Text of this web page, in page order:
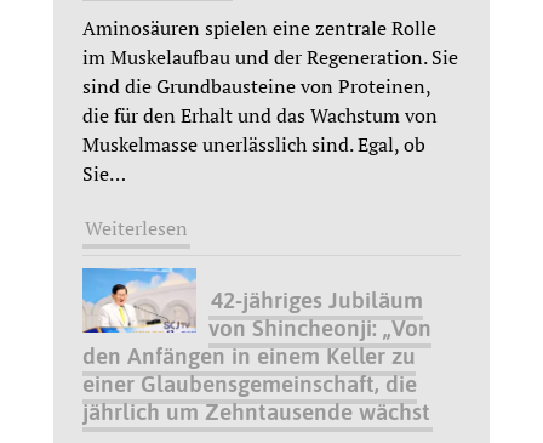
Aminosäuren spielen eine zentrale Rolle
im Muskelaufbau und der Regeneration. Sie
sind die Grundbausteine von Proteinen,
die für den Erhalt und das Wachstum von
Muskelmasse unerlässlich sind. Egal, ob
Sie…
Weiterlesen
42-jähriges Jubiläum
von Shincheonji: „Von
den Anfängen in einem Keller zu
einer Glaubensgemeinschaft, die
jährlich um Zehntausende wächst